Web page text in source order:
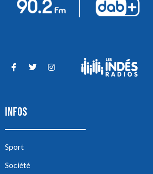
INFOS
Sport
Société